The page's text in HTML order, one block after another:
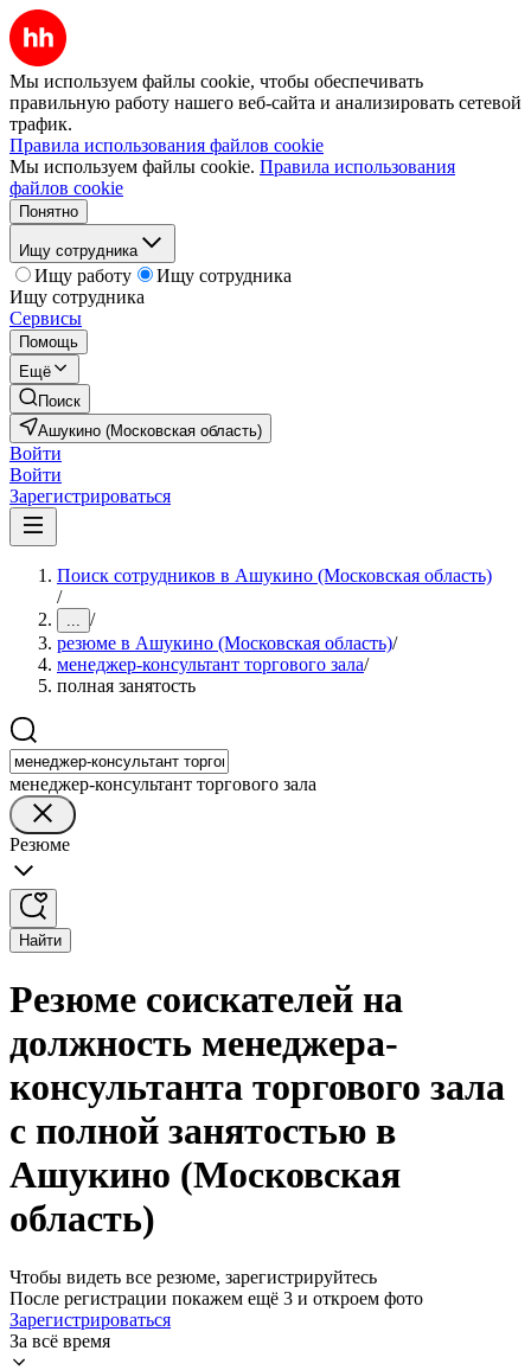
Мы используем файлы cookie, чтобы обеспечивать
правильную работу нашего веб-сайта и анализировать сетевой
трафик.
Правила использования файлов cookie
Мы используем файлы cookie. Правила использования
файлов cookie
Понятно
Ищу сотрудника
Ищу работу
Ищу сотрудника
Ищу сотрудника
Сервисы
Помощь
Ещё
Поиск
Ашукино (Московская область)
Войти
Войти
Зарегистрироваться
Поиск сотрудников в Ашукино (Московская область)
/
... /
резюме в Ашукино (Московская область)/
менеджер-консультант торгового зала/
полная занятость
менеджер-консультант торгового зала
Резюме
Найти
Резюме соискателей на
должность менеджера-
консультанта торгового зала
с полной занятостью в
Ашукино (Московская
область)
Чтобы видеть все резюме, зарегистрируйтесь
После регистрации покажем ещё 3 и откроем фото
Зарегистрироваться
За всё время